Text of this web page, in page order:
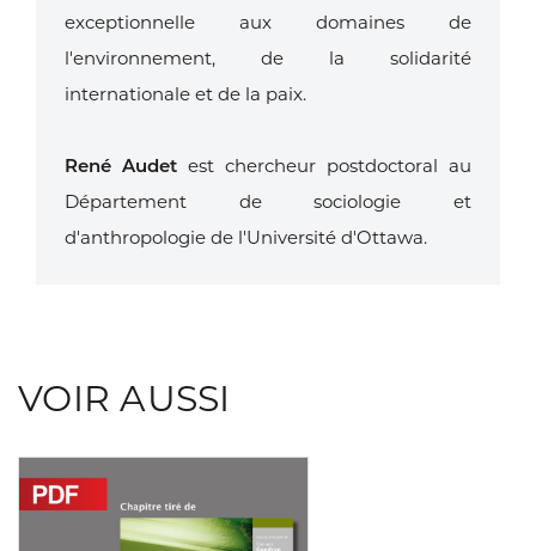
exceptionnelle aux domaines de
l'environnement, de la solidarité
internationale et de la paix.
René Audet est chercheur postdoctoral au
Département de sociologie et
d'anthropologie de l'Université d'Ottawa.
VOIR AUSSI